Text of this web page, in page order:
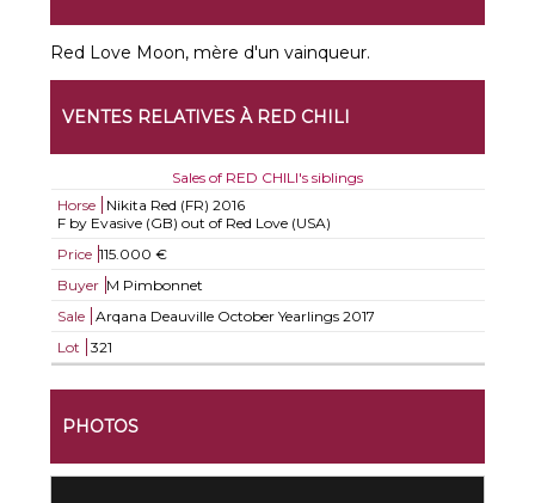
Red Love Moon, mère d'un vainqueur.
VENTES RELATIVES À RED CHILI
Sales of RED CHILI's siblings
Horse
Nikita Red (FR) 2016
F by Evasive (GB) out of Red Love (USA)
Price 115.000 €
Buyer M Pimbonnet
Sale
Arqana Deauville October Yearlings 2017
Lot
321
PHOTOS